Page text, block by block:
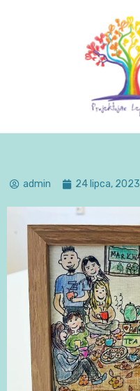
admin 24 lipca, 2023